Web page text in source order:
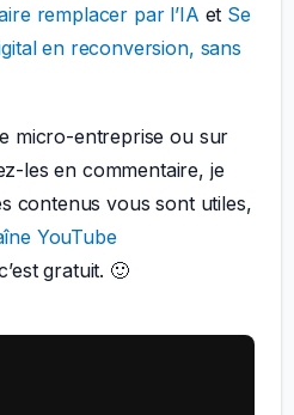
remplacer par l’IA et Se
en reconversion, sans
micro-entreprise ou sur
les en commentaire, je
contenus vous sont utiles,
YouTube
gratuit. 🙂